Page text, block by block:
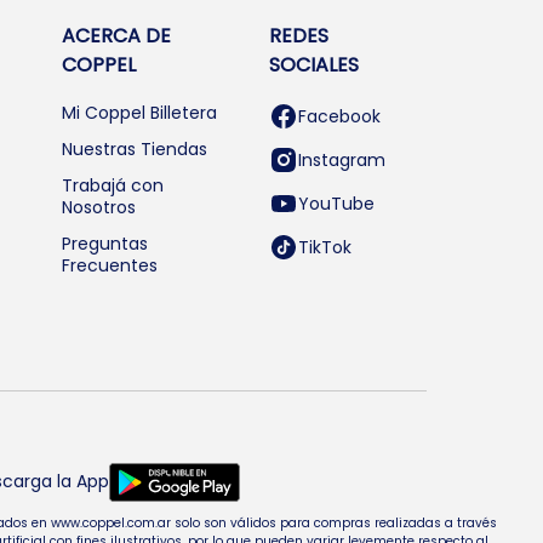
ACERCA DE
COPPEL
Mi Coppel Billetera
Nuestras Tiendas
Trabajá con
Nosotros
Preguntas
Frecuentes
REDES
SOCIALES
Facebook
Instagram
YouTube
TikTok
la App
en www.coppel.com.ar solo son válidos para compras realizadas a través